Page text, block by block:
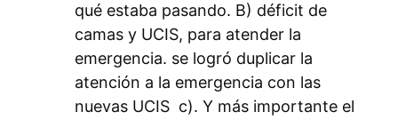
qué estaba pasando. B) déficit de
camas y UCIS, para atender la
emergencia. se logró duplicar la
atención a la emergencia con las
nuevas UCIS c). Y más importante el